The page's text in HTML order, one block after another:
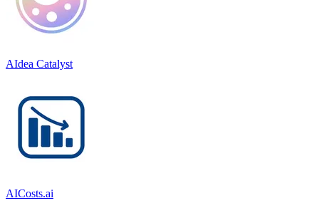
AIdea Catalyst
AICosts.ai